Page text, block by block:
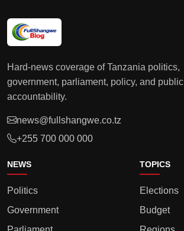
Hard-news coverage of Tanzania politics,
government, parliament, policy, and public
accountability.
news@fullshangwe.co.tz
+255 700 000 000
NEWS
Politics
Government
TOPICS
Elections
Budget